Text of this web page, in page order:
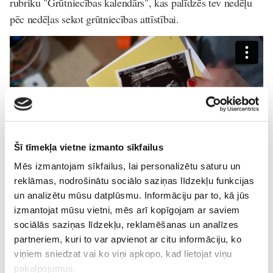
Šī tīmekļa vietne izmanto sīkfailus
Mēs izmantojam sīkfailus, lai personalizētu saturu un
reklāmas, nodrošinātu sociālo saziņas līdzekļu funkcijas
un analizētu mūsu datplūsmu. Informāciju par to, kā jūs
izmantojat mūsu vietni, mēs arī kopīgojam ar saviem
sociālās saziņas līdzekļu, reklamēšanas un analīzes
partneriem, kuri to var apvienot ar citu informāciju, ko
viņiem sniedzat vai ko viņi apkopo, kad lietojat viņu
pakalpojumus.
pēc nedēļas sekot grūtniecības attīstībai.
TV
Lasi vēl